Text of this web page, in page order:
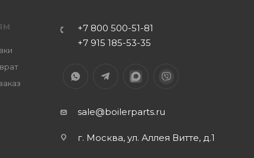
+7 800 500-51-81
+7 915 185-53-35
sale@boilerparts.ru
г. Москва, ул. Аллея Витте, д.1